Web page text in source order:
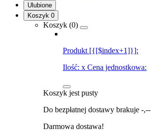
Ulubione
Koszyk 0
Koszyk (0)
Produkt [{[$index+1]}]:
Ilość: x Cena jednostkowa:
Koszyk jest pusty
Do bezpłatnej dostawy brakuje -,--
Darmowa dostawa!